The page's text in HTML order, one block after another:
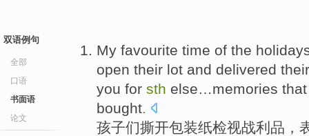
双语例句
全部
口语
书面语
论文
My favourite time of the
open their lot and delivered
you for sth else…memories that
bought.
孩子们撕开包装纸检视战利品 ，